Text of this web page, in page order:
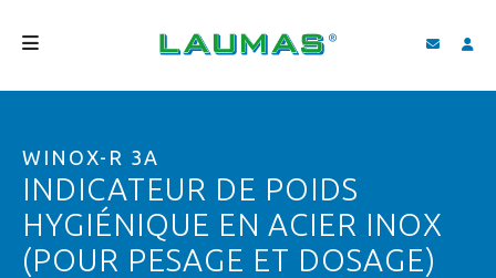
PRODUITS
SERVICES
ASSISTANCE ET TÉLÉCHARGEMENTS
WINOX-R 3A
INDICATEUR DE POIDS
HYGIÉNIQUE EN ACIER INOX
(POUR PESAGE ET DOSAGE)